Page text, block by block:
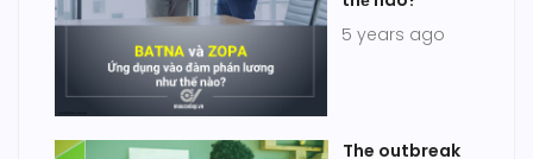
5 years ago
The outbreak